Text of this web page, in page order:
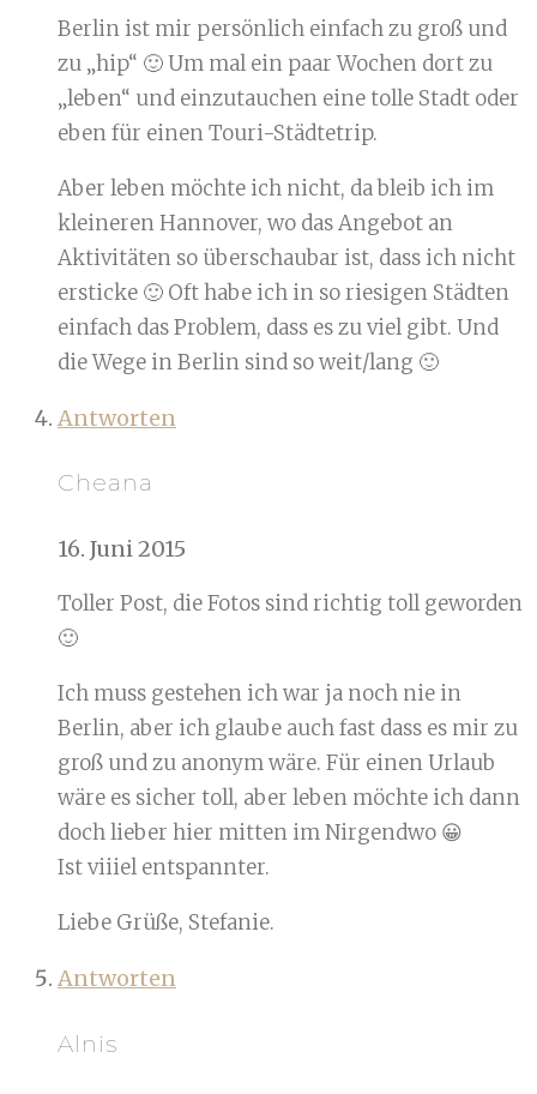
Berlin ist mir persönlich einfach zu groß und
zu „hip“ 🙂 Um mal ein paar Wochen dort zu
„leben“ und einzutauchen eine tolle Stadt oder
eben für einen Touri-Städtetrip.
Aber leben möchte ich nicht, da bleib ich im
kleineren Hannover, wo das Angebot an
Aktivitäten so überschaubar ist, dass ich nicht
ersticke 🙂 Oft habe ich in so riesigen Städten
einfach das Problem, dass es zu viel gibt. Und
die Wege in Berlin sind so weit/lang 🙂
Antworten
Cheana
16. Juni 2015
Toller Post, die Fotos sind richtig toll geworden
🙂
Ich muss gestehen ich war ja noch nie in
Berlin, aber ich glaube auch fast dass es mir zu
groß und zu anonym wäre. Für einen Urlaub
wäre es sicher toll, aber leben möchte ich dann
doch lieber hier mitten im Nirgendwo 😀
Ist viiiel entspannter.
Liebe Grüße, Stefanie.
Antworten
Alnis